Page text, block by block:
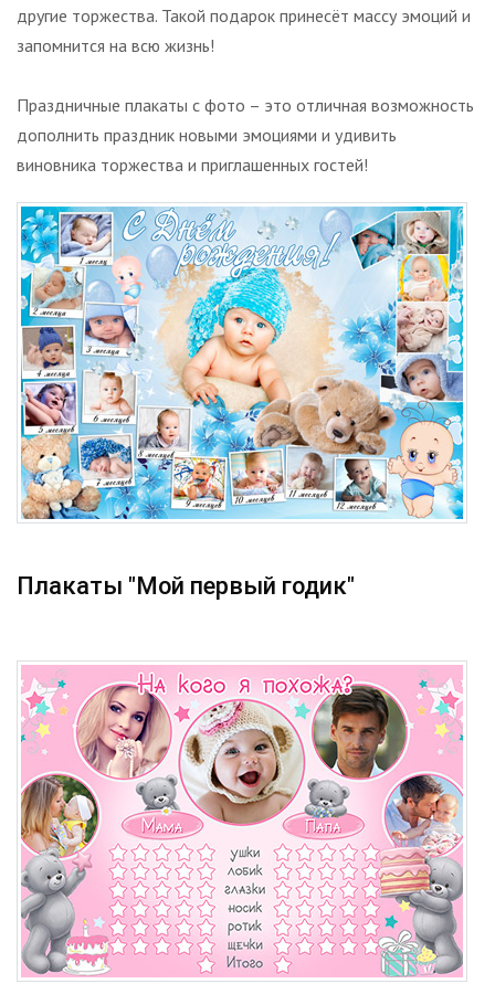
другие торжества. Такой подарок принесёт массу эмоций и
запомнится на всю жизнь!
Праздничные плакаты с фото – это отличная возможность
дополнить праздник новыми эмоциями и удивить
виновника торжества и приглашенных гостей!
Плакаты "Мой первый годик"